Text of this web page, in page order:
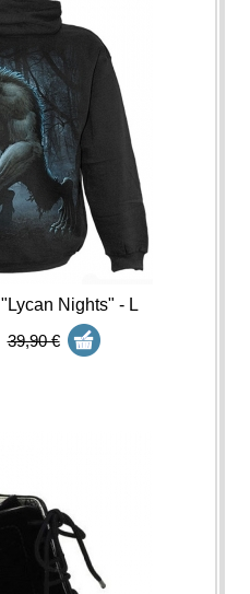
Nights" - L
39,90 €